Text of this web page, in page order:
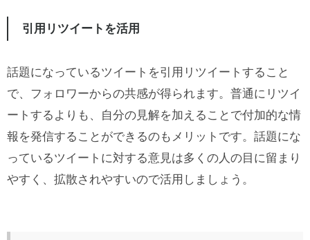
引用リツイートを活用
話題になっているツイートを引用リツイートすること
で、フォロワーからの共感が得られます。普通にリツイ
ートするよりも、自分の見解を加えることで付加的な情
報を発信することができるのもメリットです。話題にな
っているツイートに対する意見は多くの人の目に留まり
やすく、拡散されやすいので活用しましょう。